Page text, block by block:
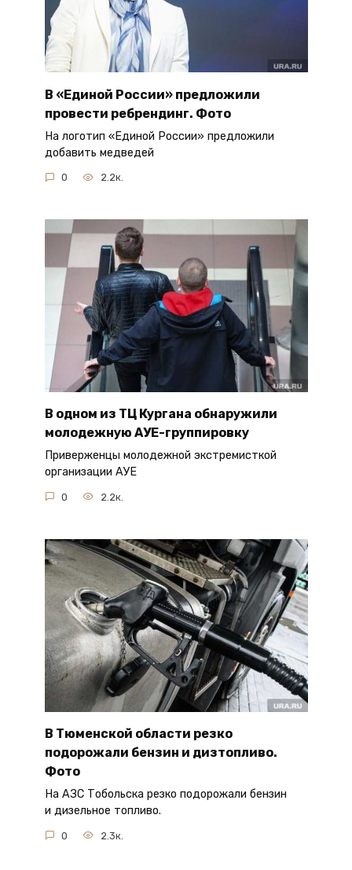
В «Единой России» предложили
провести ребрендинг. Фото
На логотип «Единой России» предложили
добавить медведей
0 2.2к.
В одном из ТЦ Кургана обнаружили
молодежную АУЕ-группировку
Приверженцы молодежной экстремисткой
организации АУЕ
0 2.2к.
В Тюменской области резко
подорожали бензин и дизтопливо.
Фото
На АЗС Тобольска резко подорожали бензин
и дизельное топливо.
0 2.3к.